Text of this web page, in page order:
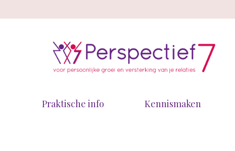
Praktische info Kennismaken